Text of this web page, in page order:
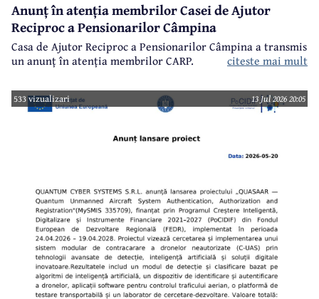
Anunț în atenția membrilor Casei de Ajutor
Reciproc a Pensionarilor Câmpina
Casa de Ajutor Reciproc a Pensionarilor Câmpina a transmis
un anunț în atenția membrilor CARP.
citeste mai mult
533 vizualizari 13 Jul 2026 20:05